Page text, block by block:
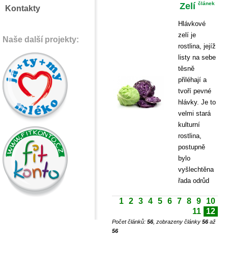
Kontakty
Naše další projekty:
Zelí článek
Hlávkové
zelí je
rostlina, jejíž
listy na sebe
těsně
přiléhají a
tvoří pevné
hlávky. Je to
velmi stará
kulturní
rostlina,
postupně
bylo
vyšlechtěna
řada odrůd
1 2 3 4 5 6 7 8 9
10
11
12
Počet článků: 56 , zobrazeny články 56 až
56